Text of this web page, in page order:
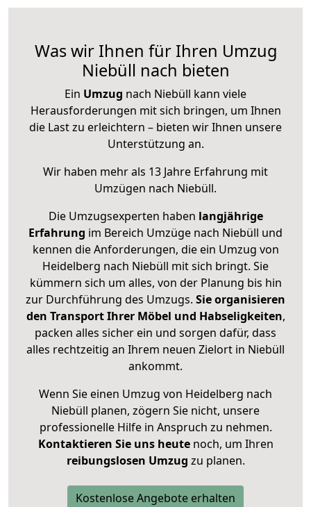
Was wir Ihnen für Ihren Umzug
Niebüll nach bieten
Ein Umzug nach Niebüll kann viele
Herausforderungen mit sich bringen, um Ihnen
die Last zu erleichtern – bieten wir Ihnen unsere
Unterstützung an.
Wir haben mehr als 13 Jahre Erfahrung mit
Umzügen nach Niebüll.
Die Umzugsexperten haben langjährige
Erfahrung im Bereich Umzüge nach Niebüll und
kennen die Anforderungen, die ein Umzug von
Heidelberg nach Niebüll mit sich bringt. Sie
kümmern sich um alles, von der Planung bis hin
zur Durchführung des Umzugs. Sie organisieren
den Transport Ihrer Möbel und Habseligkeiten,
packen alles sicher ein und sorgen dafür, dass
alles rechtzeitig an Ihrem neuen Zielort in Niebüll
ankommt.
Wenn Sie einen Umzug von Heidelberg nach
Niebüll planen, zögern Sie nicht, unsere
professionelle Hilfe in Anspruch zu nehmen.
Kontaktieren Sie uns heutenoch, um Ihren
reibungslosen Umzug zu planen.
Kostenlose Angebote erhalten